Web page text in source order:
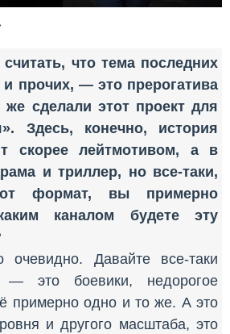
что тема последних
и прочих, — это прерогатива
сделали этот проект для
Здесь, конечно, история
скорее лейтмотивом, а в
и триллер, но все-таки,
формат, вы примерно
каналом будете эту
очевидно. Давайте все-таки
это боевики, недорогое
примерно одно и то же. А это
и другого масштаба, это